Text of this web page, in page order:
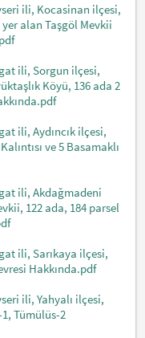
ili, Kocasinan ilçesi,
alan Taşgöl Mevkii
ili, Sorgun ilçesi,
Köyü, 136 ada 2
ili, Aydıncık ilçesi,
ve 5 Basamaklı
ili, Akdağmadeni
122 ada, 184 parsel
ili, Sarıkaya ilçesi,
Hakkında.pdf
ili, Yahyalı ilçesi,
Tümülüs-2